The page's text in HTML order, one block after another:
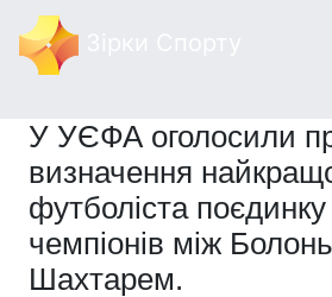
У УЄФА оголосили
визначення
футболіста поєдинку
чемпіонів між
Шахтарем.